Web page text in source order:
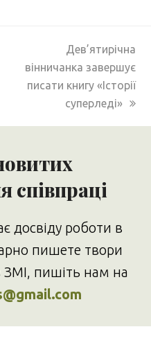
next
post:
Дев’ятирічна
вінничанка завершує
писати книгу «Історії
суперледі»
співпраці
досвіду роботи в
пишете твори
ЗМІ, пишіть нам на